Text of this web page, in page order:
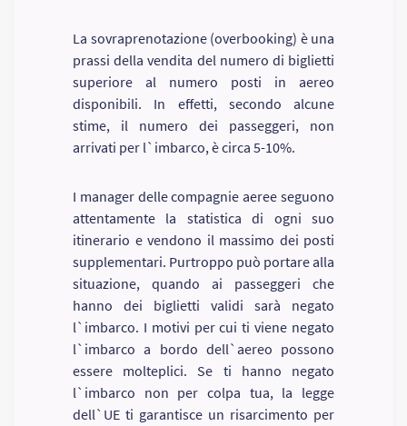
La sovraprenotazione (overbooking) è una
prassi della vendita del numero di biglietti
superiore al numero posti in aereo
disponibili. In effetti, secondo alcune
stime, il numero dei passeggeri, non
arrivati per l`imbarco, è circa 5-10%.
I manager delle compagnie aeree seguono
attentamente la statistica di ogni suo
itinerario e vendono il massimo dei posti
supplementari. Purtroppo può portare alla
situazione, quando ai passeggeri che
hanno dei biglietti validi sarà negato
l`imbarco. I motivi per cui ti viene negato
l`imbarco a bordo dell`aereo possono
essere molteplici. Se ti hanno negato
l`imbarco non per colpa tua, la legge
dell`UE ti garantisce un risarcimento per